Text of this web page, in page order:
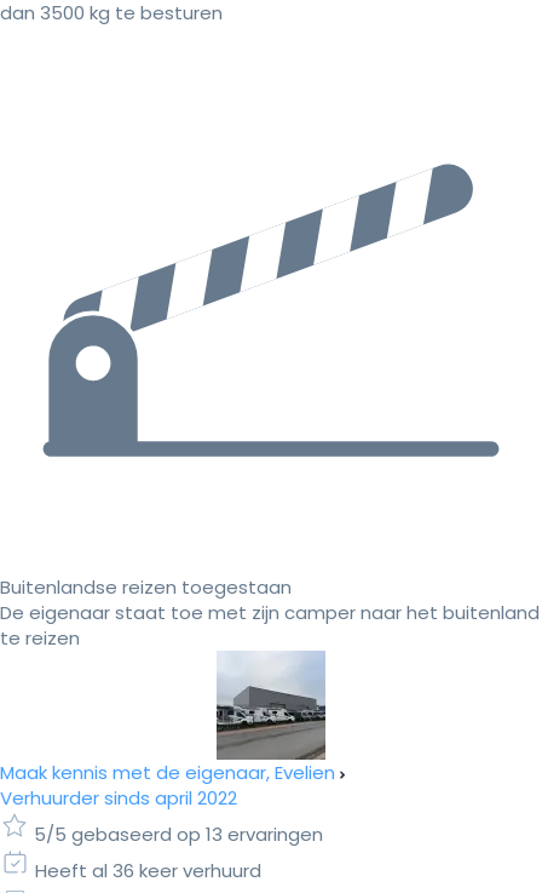
dan 3500 kg te besturen
Buitenlandse reizen toegestaan
De eigenaar staat toe met zijn camper naar het buitenland
te reizen
Maak kennis met de eigenaar, Evelien
Verhuurder sinds april 2022
5/5 gebaseerd op 13 ervaringen
Heeft al 36 keer verhuurd